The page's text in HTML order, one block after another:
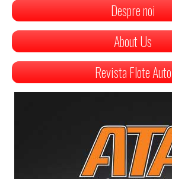
Despre noi
About Us
Revista Flote Auto